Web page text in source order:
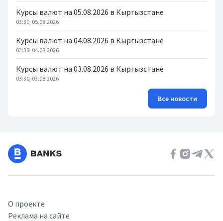
Курсы валют на 05.08.2026 в Кыргызстане
03:30, 05.08.2026
Курсы валют на 04.08.2026 в Кыргызстане
03:30, 04.08.2026
Курсы валют на 03.08.2026 в Кыргызстане
03:30, 03.08.2026
Все новости
О проекте
Реклама на сайте